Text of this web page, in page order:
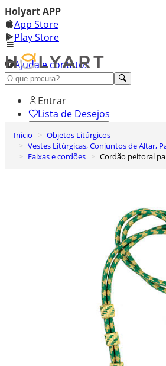
Holyart APP
App Store
Play Store
Ajuda e contatos
Conheça premium
Entrar
Lista de Desejos
0
Carrinho de Compras
Inicio
Objetos Litúrgicos
Vestes Litúrgicas, Conjuntos de Altar,
Faixas e cordões
Cordão peitoral